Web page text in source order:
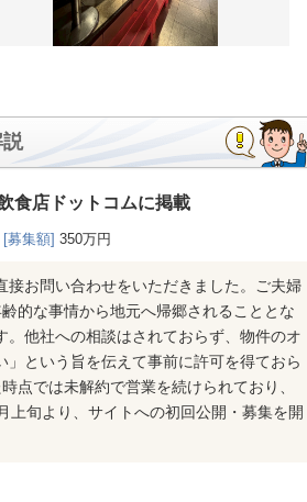
食店ドットコムに掲載
[募集額] 350万円
お問い合わせをいただきました。ご夫婦
的な事情から地元へ帰郷されることとな
他社への相談はされておらず、物件のオ
という旨を伝えて事前に許可を得ておら
点では未解約で営業を続けられており、
上旬より、サイトへの初回公開・募集を開